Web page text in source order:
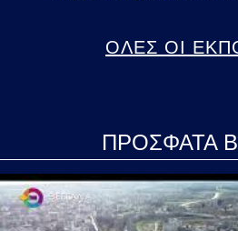
ΟΛΕΣ ΟΙ
ΠΡΟΣΦΑΤΑ